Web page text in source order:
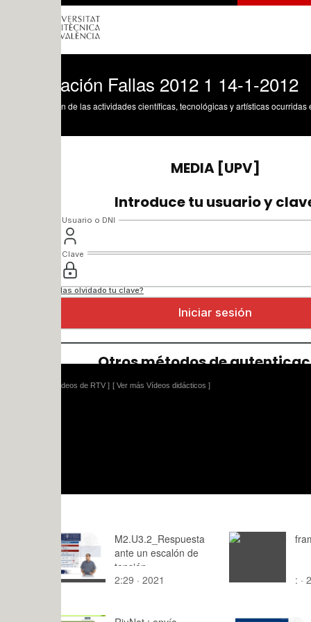
Fallas 2012 1 14-1-2012
de las actividades científicas, tecnológicas y artísticas ocurridas en los tres
[ Ver más Vídeos didácticos ]
M2.U3.2_Respuesta
ante un escalón de
tensión
2:29 · 2021
frame porta
: · 2015